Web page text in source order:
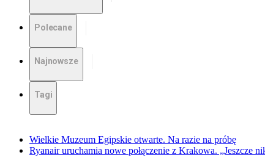
Polecane
Najnowsze
Tagi
Wielkie Muzeum Egipskie otwarte. Na razie na próbę
Ryanair uruchamia nowe połączenie z Krakowa. „Jeszcze